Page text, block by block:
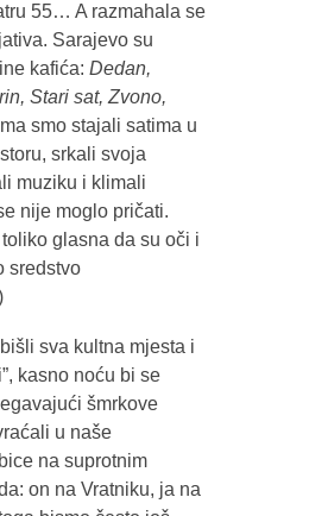
55… A razmahala se
Sarajevo su
kafića: Dedan,
Stari sat, Zvono,
smo stajali satima u
srkali svoja
muziku i klimali
nije moglo pričati.
glasna da su oči i
sredstvo
sva kultna mjesta i
kasno noću bi se
šmrkove
u naše
na suprotnim
on na Vratniku, ja na